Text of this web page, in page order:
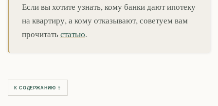
Если вы хотите узнать, кому банки дают ипотеку
на квартиру, а кому отказывают, советуем вам
прочитатьстатью.
К СОДЕРЖАНИЮ ↑